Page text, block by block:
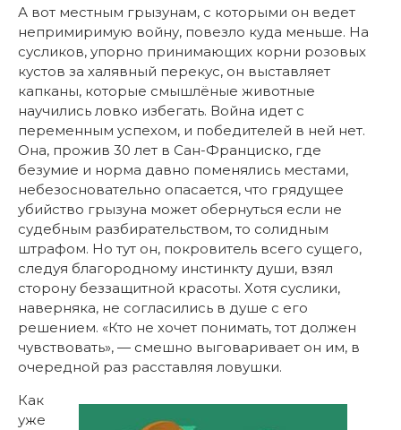
А вот местным грызунам, с которыми он ведет
непримиримую войну, повезло куда меньше. На
сусликов, упорно принимающих корни розовых
кустов за халявный перекус, он выставляет
капканы, которые смышлёные животные
научились ловко избегать. Война идет с
переменным успехом, и победителей в ней нет.
Она, прожив 30 лет в Сан-Франциско, где
безумие и норма давно поменялись местами,
небезосновательно опасается, что грядущее
убийство грызуна может обернуться если не
судебным разбирательством, то солидным
штрафом. Но тут он, покровитель всего сущего,
следуя благородному инстинкту души, взял
сторону беззащитной красоты. Хотя суслики,
наверняка, не согласились в душе с его
решением. «Кто не хочет понимать, тот должен
чувствовать», — смешно выговаривает он им, в
очередной раз расставляя ловушки.
Как
уже